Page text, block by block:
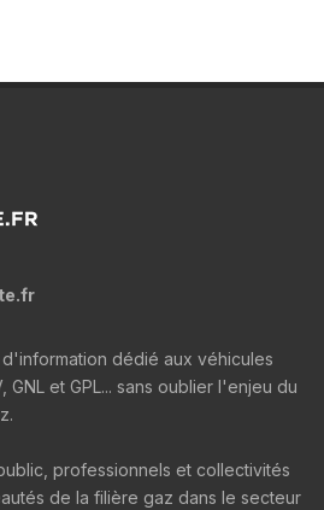
dédié aux véhicules
GNL et GPL... sans oublier l'enjeu du
professionnels et collectivités
de la filière gaz dans le secteur